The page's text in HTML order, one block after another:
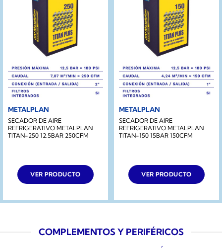
METALPLAN
SECADOR DE AIRE
REFRIGERATIVO METALPLAN
TITAN-250 12.5BAR 250CFM
VER PRODUCTO
METALPLAN
SECADOR DE AIRE
REFRIGERATIVO METALPLAN
TITAN-150 15BAR 150CFM
VER PRODUCTO
COMPLEMENTOS Y PERIFÉRICOS